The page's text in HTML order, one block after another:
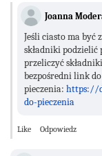
Joanna
Jeśli ciasto ma być
składniki podzielić
przeliczyć
bezpośredni link
pieczenia: https://
do-pieczenia
Like Odpowiedz